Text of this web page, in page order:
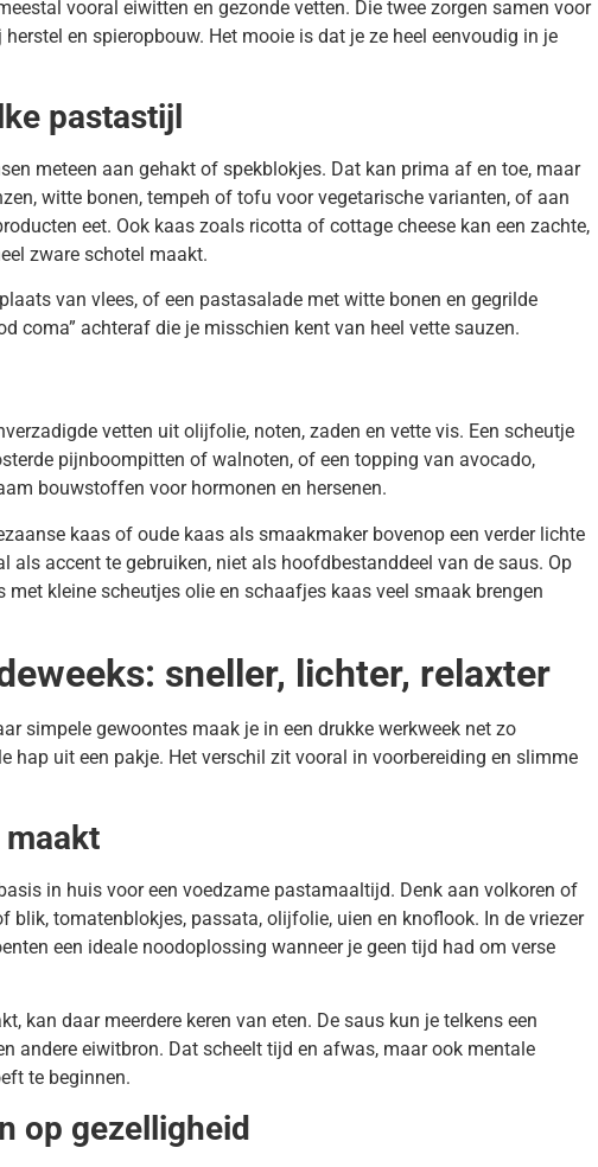
vooral eiwitten en gezonde vetten. Die twee zorgen samen voor
en spieropbouw. Het mooie is dat je ze heel eenvoudig in je
pastastijl
meteen aan gehakt of spekblokjes. Dat kan prima af en toe, maar
witte bonen, tempeh of tofu voor vegetarische varianten, of aan
eet. Ook kaas zoals ricotta of cottage cheese kan een zachte,
zware schotel maakt.
van vlees, of een pastasalade met witte bonen en gegrilde
coma” achteraf die je misschien kent van heel vette sauzen.
vetten uit olijfolie, noten, zaden en vette vis. Een scheutje
pijnboompitten of walnoten, of een topping van avocado,
bouwstoffen voor hormonen en hersenen.
kaas of oude kaas als smaakmaker bovenop een verder lichte
als accent te gebruiken, niet als hoofdbestanddeel van de saus. Op
met kleine scheutjes olie en schaafjes kaas veel smaak brengen
sneller, lichter, relaxter
simpele gewoontes maak je in een drukke werkweek net zo
hap uit een pakje. Het verschil zit vooral in voorbereiding en slimme
in huis voor een voedzame pastamaaltijd. Denk aan volkoren of
blik, tomatenblokjes, passata, olijfolie, uien en knoflook. In de vriezer
een ideale noodoplossing wanneer je geen tijd had om verse
kan daar meerdere keren van eten. De saus kun je telkens een
andere eiwitbron. Dat scheelt tijd en afwas, maar ook mentale
te beginnen.
op gezelligheid